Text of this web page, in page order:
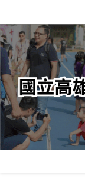
轉
至
主
內
容